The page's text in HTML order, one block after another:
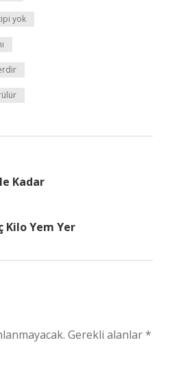
yok
Kadar
Kilo Yem Yer
Gerekli alanlar*